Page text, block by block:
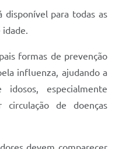
disponível para todas as
idade.
formas de prevenção
influenza, ajudando a
especialmente
de doenças